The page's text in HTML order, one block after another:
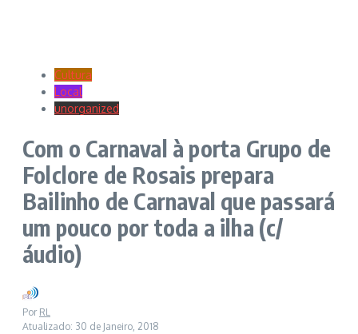
Cultura
Local
unorganized
Com o Carnaval à porta Grupo de
Folclore de Rosais prepara
Bailinho de Carnaval que passará
um pouco por toda a ilha (c/
áudio)
Por RL
Atualizado: 30 de Janeiro, 2018